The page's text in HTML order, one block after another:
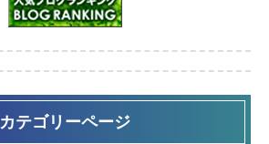
カテゴリーページ